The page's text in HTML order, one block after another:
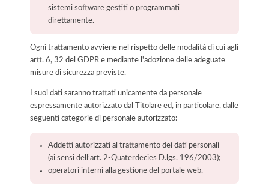
sistemi software gestiti o programmati
direttamente.
Ogni trattamento avviene nel rispetto delle modalità di cui agli
artt. 6, 32 del GDPR e mediante l'adozione delle adeguate
misure di sicurezza previste.
I suoi dati saranno trattati unicamente da personale
espressamente autorizzato dal Titolare ed, in particolare, dalle
seguenti categorie di personale autorizzato:
Addetti autorizzati al trattamento dei dati personali
(ai sensi dell’art. 2-Quaterdecies D.lgs. 196/2003);
operatori interni alla gestione del portale web.